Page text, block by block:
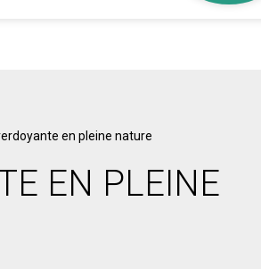
en pleine nature
EN PLEINE